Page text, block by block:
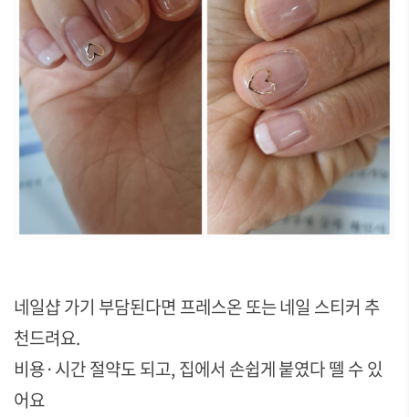
네일샵 가기 부담된다면 프레스온 또는 네일 스티커 추
천드려요.
비용·시간 절약도 되고, 집에서 손쉽게 붙였다 뗄 수 있
어요